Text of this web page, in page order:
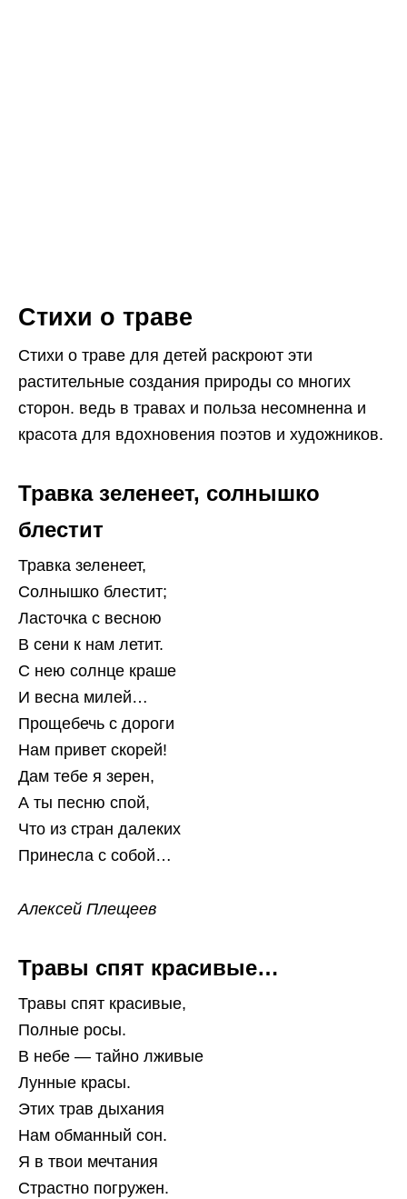
Стихи о траве
Стихи о траве для детей раскроют эти
растительные создания природы со многих
сторон. ведь в травах и польза несомненна и
красота для вдохновения поэтов и художников.
Травка зеленеет, солнышко
блестит
Травка зеленеет,
Солнышко блестит;
Ласточка с весною
В сени к нам летит.
С нею солнце краше
И весна милей…
Прощебечь с дороги
Нам привет скорей!
Дам тебе я зерен,
А ты песню спой,
Что из стран далеких
Принесла с собой…
Алексей Плещеев
Травы спят красивые…
Травы спят красивые,
Полные росы.
В небе — тайно лживые
Лунные красы.
Этих трав дыхания
Нам обманный сон.
Я в твои мечтания
Страстно погружен.